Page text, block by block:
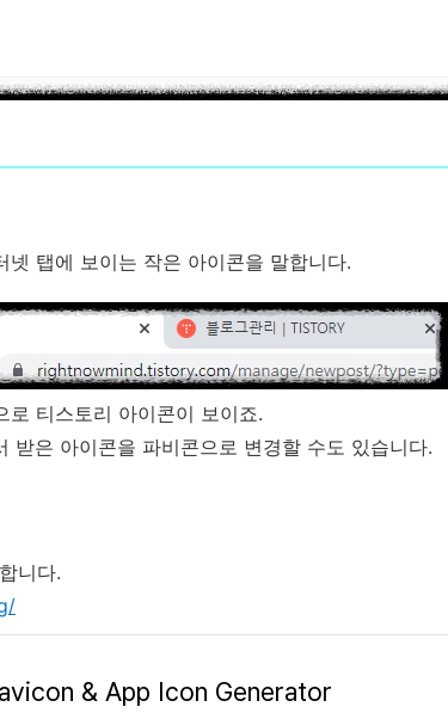
탭에 보이는 작은 아이콘을 말합니다.
로 티스토리 아이콘이 보이죠.
받은 아이콘을 파비콘으로 변경할 수도 있습니다.
니다.
& App Icon Generator